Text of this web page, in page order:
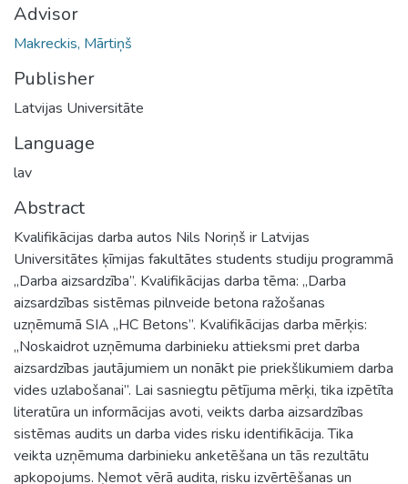
Advisor
Makreckis, Mārtiņš
Publisher
Latvijas Universitāte
Language
lav
Abstract
Kvalifikācijas darba autos Nils Noriņš ir Latvijas
Universitātes ķīmijas fakultātes students studiju programmā
„Darba aizsardzība”. Kvalifikācijas darba tēma: „Darba
aizsardzības sistēmas pilnveide betona ražošanas
uzņēmumā SIA „HC Betons”. Kvalifikācijas darba mērķis:
„Noskaidrot uzņēmuma darbinieku attieksmi pret darba
aizsardzības jautājumiem un nonākt pie priekšlikumiem darba
vides uzlabošanai”. Lai sasniegtu pētījuma mērķi, tika izpētīta
literatūra un informācijas avoti, veikts darba aizsardzības
sistēmas audits un darba vides risku identifikācija. Tika
veikta uzņēmuma darbinieku anketēšana un tās rezultātu
apkopojums. Ņemot vērā audita, risku izvērtēšanas un